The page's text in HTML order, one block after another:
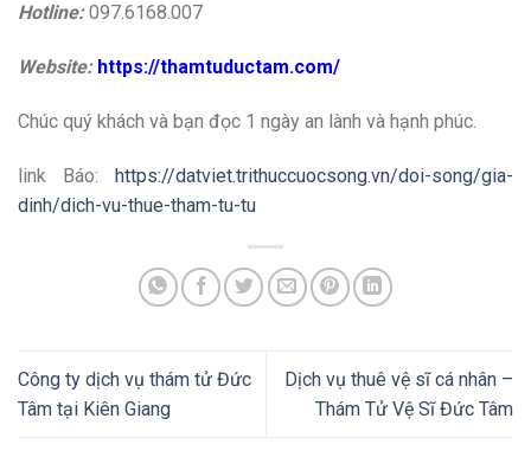
Hotline:097.6168.007
Website: https://thamtuductam.com/
Chúc quý khách và bạn đọc 1 ngày an lành và hạnh phúc.
link Báo: https://datviet.trithuccuocsong.vn/doi-song/gia-
dinh/dich-vu-thue-tham-tu-tu
Công ty dịch vụ thám tử Đức
Tâm tại Kiên Giang
Dịch vụ thuê vệ sĩ cá nhân –
Thám Tử Vệ Sĩ Đức Tâm